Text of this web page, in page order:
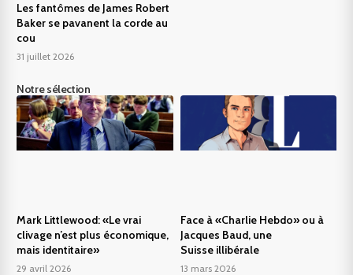
Les fantômes de James Robert
Baker se pavanent la corde au
cou
31 juillet 2026
Notre sélection
Mark Littlewood: «Le vrai
clivage n’est plus économique,
mais identitaire»
29 avril 2026
Face à «Charlie Hebdo» ou à
Jacques Baud, une
Suisse illibérale
13 mars 2026